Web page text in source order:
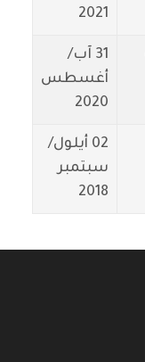
2021
31 آب/
أغسطس
2020
02 أيلول/
سبتمبر
2018